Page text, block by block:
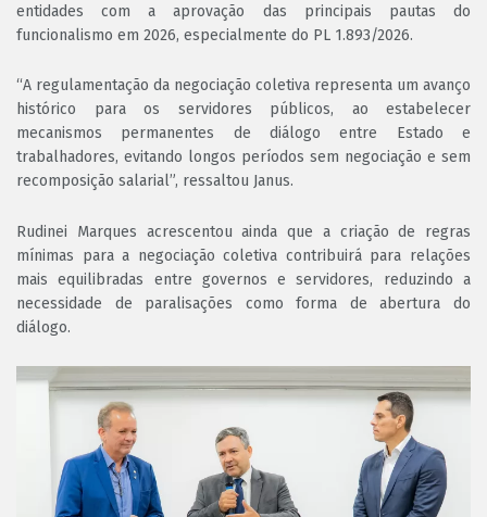
entidades com a aprovação das principais pautas do
funcionalismo em 2026, especialmente do PL 1.893/2026.
“A regulamentação da negociação coletiva representa um avanço
histórico para os servidores públicos, ao estabelecer
mecanismos permanentes de diálogo entre Estado e
trabalhadores, evitando longos períodos sem negociação e sem
recomposição salarial”, ressaltou Janus.
Rudinei Marques acrescentou ainda que a criação de regras
mínimas para a negociação coletiva contribuirá para relações
mais equilibradas entre governos e servidores, reduzindo a
necessidade de paralisações como forma de abertura do
diálogo.